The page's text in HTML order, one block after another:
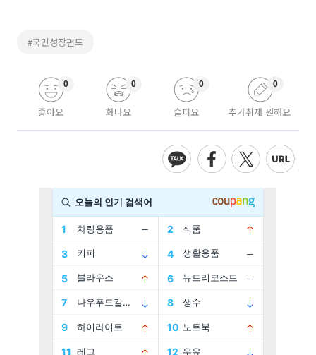
#국민성장펀드
좋아요
0
화나요
0
슬퍼요
0
추가취재 원해요
0